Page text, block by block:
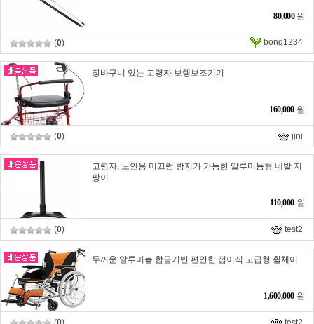
80,000 원
(0) bong1234
장바구니 있는 고령자 보행보조기기
160,000 원
(0) jini
고령자, 노인용 미끄럼 방지가 가능한 알루미늄형 네발 지
팡이
110,000 원
(0) test2
두꺼운 알루미늄 합금기반 편안한 접이식 고급형 휠체어
1,600,000 원